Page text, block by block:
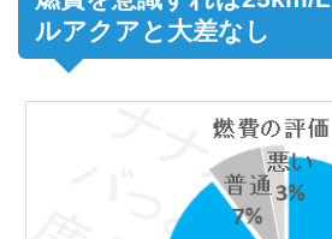
ルアクアと大差なし